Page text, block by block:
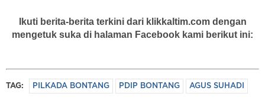
Ikuti berita-berita terkini dari klikkaltim.com dengan
mengetuk suka di halaman Facebook kami berikut ini:
TAG: PILKADA BONTANG PDIP BONTANG AGUS SUHADI